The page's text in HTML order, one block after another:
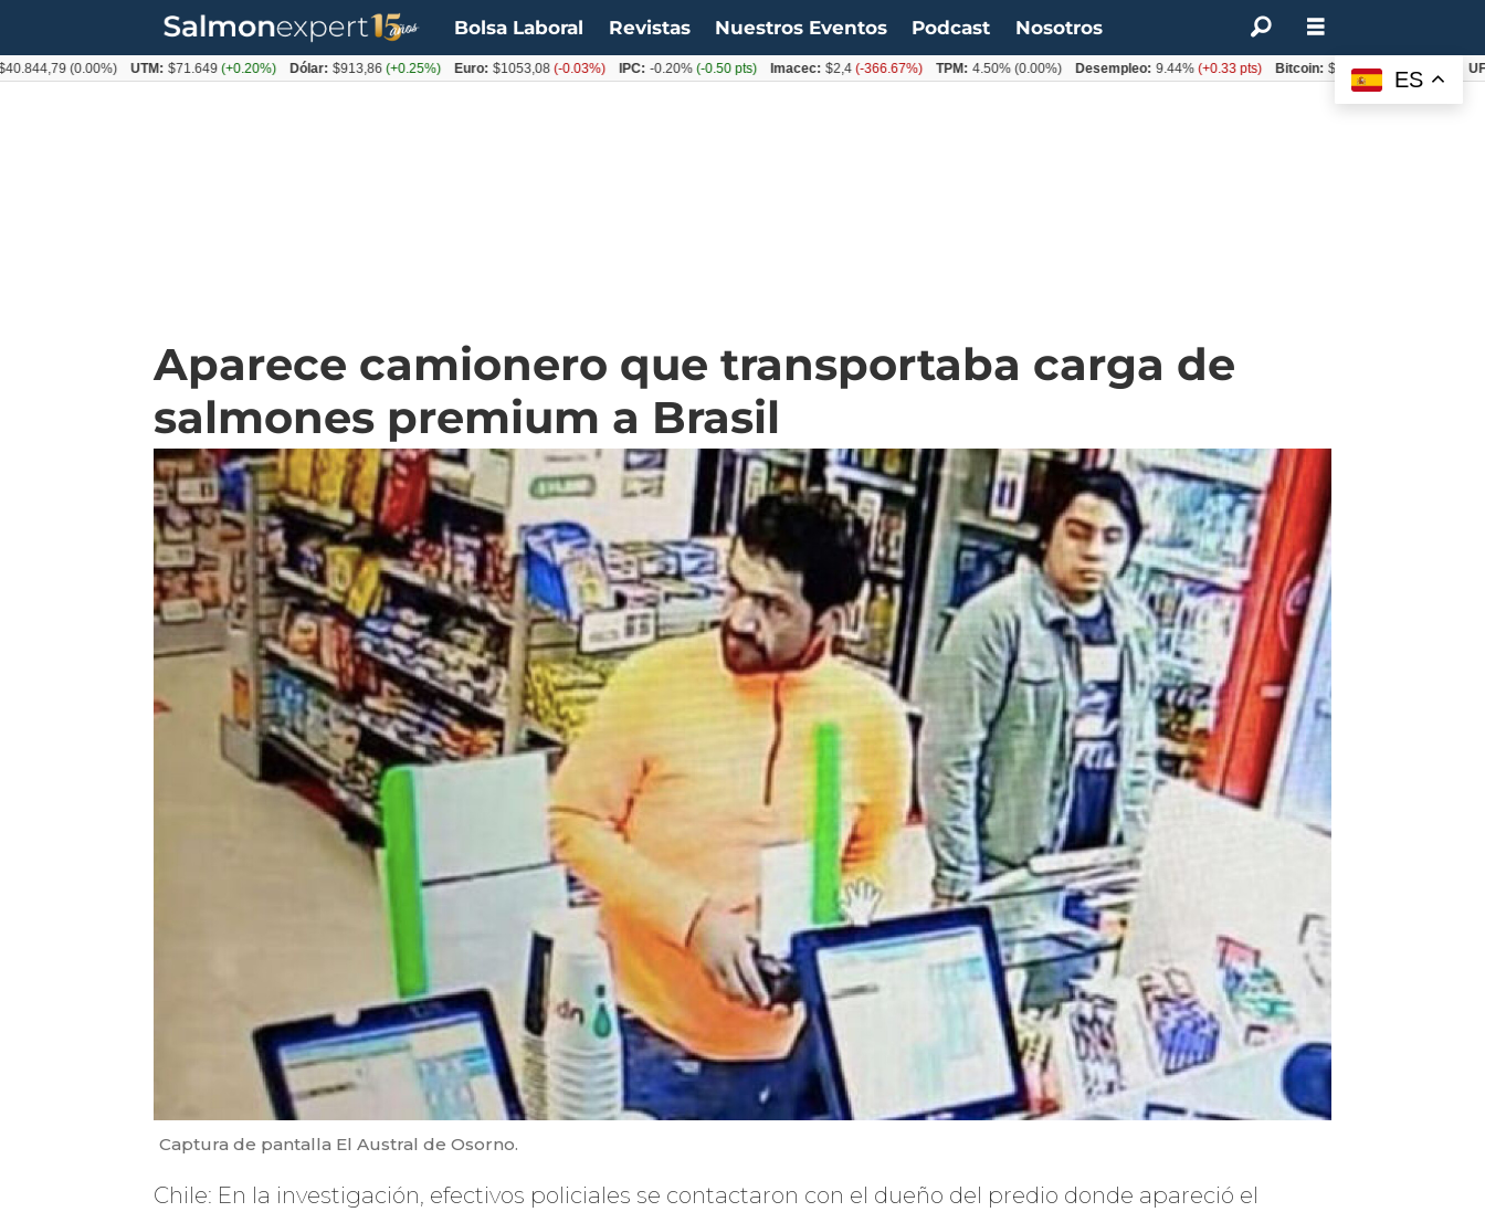
Bolsa Laboral Revistas Nuestros Eventos Podcast Nosotros
Aparece camionero que transportaba carga de
salmones premium a Brasil
Captura de pantalla El Austral de Osorno.
Chile: En la investigación, efectivos policiales se contactaron con el dueño del predio donde apareció el
ES
(0.00%) UTM: $71.649(+0.20%) Dólar: $913,86(+0.25%) Euro: $1053,08(-0.03%) IPC: -0.20%(-0.50 pts) Imacec: $2,4(-366.67%) TPM: 4.50% (0.00%) Desempleo: 9.44% (+0.33 pts) Bitcoin: $64.600,08(+2.93%)